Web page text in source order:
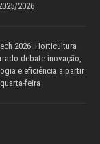
2026
2026: Horticultura
debate inovação,
e eficiência a partir
feira